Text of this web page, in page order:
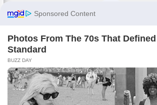
Следете нè на Фејсбук за да сте во тек